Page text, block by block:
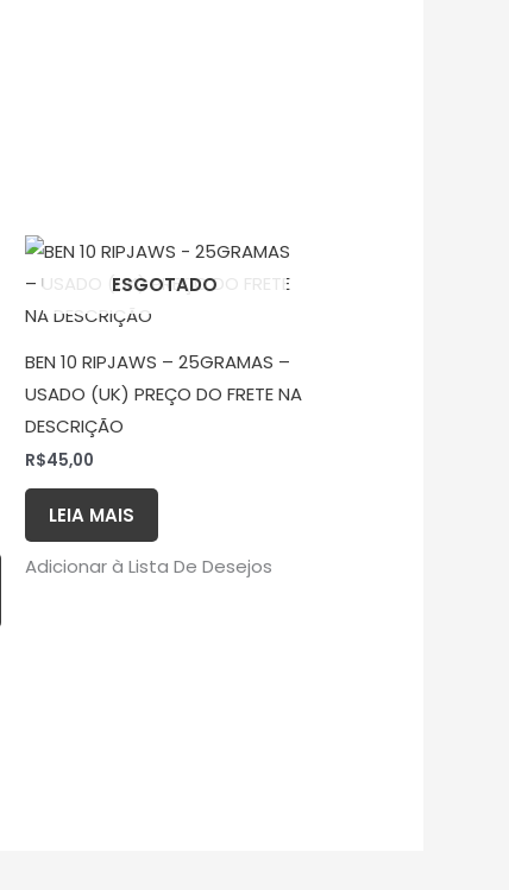
ESGOTADO
BEN 10 RIPJAWS – 25GRAMAS –
USADO (UK) PREÇO DO FRETE NA
DESCRIÇÃO
R$45,00
LEIA MAIS
Adicionar à Lista De Desejos